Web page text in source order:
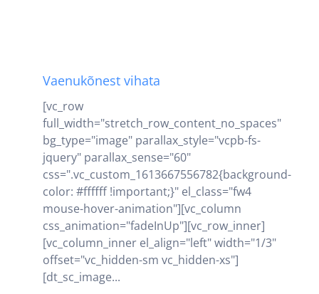
Vaenukõnest vihata
[vc_row
full_width="stretch_row_content_no_spaces"
bg_type="image" parallax_style="vcpb-fs-
jquery" parallax_sense="60"
css=".vc_custom_1613667556782{background-
color: #ffffff !important;}" el_class="fw4
mouse-hover-animation"][vc_column
css_animation="fadeInUp"][vc_row_inner]
[vc_column_inner el_align="left" width="1/3"
offset="vc_hidden-sm vc_hidden-xs"]
[dt_sc_image...